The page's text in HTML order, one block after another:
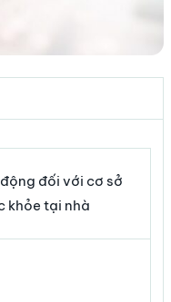
đối với cơ sở
khỏe tại nhà